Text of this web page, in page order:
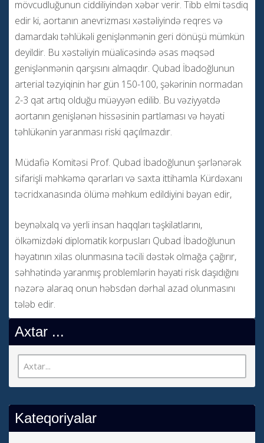
mövcudluğunun ciddiliyindən xəbər verir. Tibb elmi təsdiq
edir ki, aortanın anevrizması xəstəliyində reqres və
damardakı təhlükəli genişlənmənin geri dönüşü mümkün
deyildir. Bu xəstəliyin müalicəsində əsas məqsəd
genişlənmənin qarşısını almaqdır. Qubad İbadoğlunun
arterial təzyiqinin hər gün 150-100, şəkərinin normadan
2-3 qat artıq olduğu müəyyən edilib. Bu vəziyyətdə
aortanın genişlənən hissəsinin partlaması və həyati
təhlükənin yaranması riski qaçılmazdır.
Müdafiə Komitəsi Prof. Qubad İbadoğlunun şərlənərək
sifarişli məhkəmə qərarları və saxta ittihamla Kürdəxanı
təcridxanasında ölümə məhkum edildiyini bəyan edir,
beynəlxalq və yerli insan haqqları təşkilatlarını,
ölkəmizdəki diplomatik korpusları Qubad İbadoğlunun
həyatının xilas olunmasına təcili dəstək olmağa çağırır,
səhhətində yaranmış problemlərin həyati risk daşıdığını
nəzərə alaraq onun həbsdən dərhal azad olunmasını
tələb edir.
Axtar ...
Kateqoriyalar